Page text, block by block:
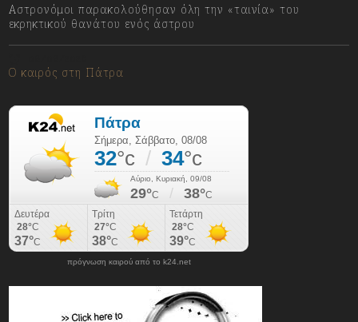
Αστρονόμοι παρακολούθησαν όλη την «ταινία» του
εκρηκτικού θανάτου ενός άστρου
Ο καιρός στη Πάτρα
πρόγνωση καιρού από το k24.net